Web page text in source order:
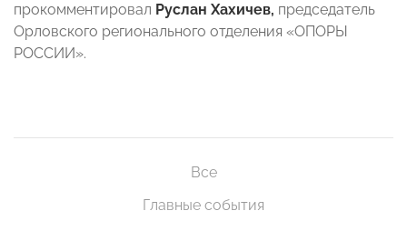
прокомментировал Руслан Хахичев, председатель
Орловского регионального отделения «ОПОРЫ
РОССИИ».
Все
Главные события